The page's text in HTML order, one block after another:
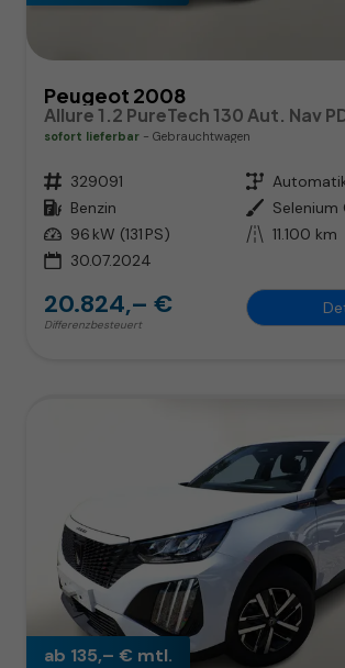
Peugeot 2008
Allure 1.2 PureTech 130 Aut. Nav
sofort lieferbar Gebrauchtwagen
Fahrzeugnr. 329091 Getriebe
Kraftstoff Benzin Außenfarbe Selenium
Leistung 96 kW (131 PS) Kilometerstand 11.100 km
30.07.2024
20.824,– €
Differenzbesteuert
ab 135,– € mtl.